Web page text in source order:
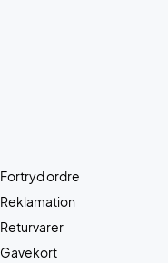
Fortryd ordre
Reklamation
Returvarer
Gavekort